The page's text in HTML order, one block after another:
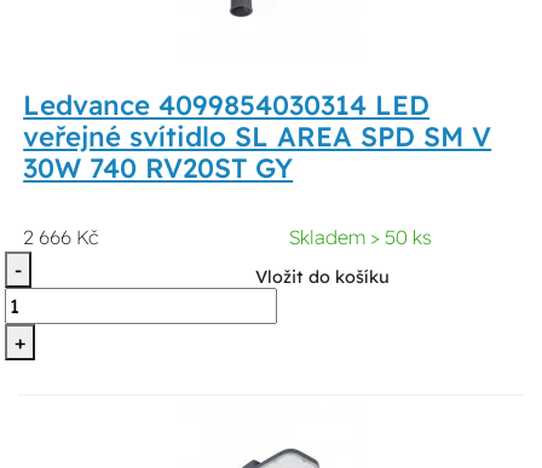
Ledvance 4099854030314 LED
veřejné svítidlo SL AREA SPD SM V
30W 740 RV20ST GY
2 666 Kč
Skladem > 50 ks
-
+
Vložit do košíku